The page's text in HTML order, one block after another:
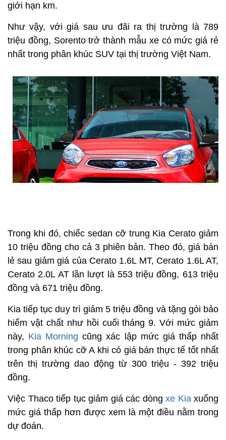
giới hạn km.
Như vậy, với giá sau ưu đãi ra thị trường là 789
triệu đồng, Sorento trở thành mẫu xe có mức giá rẻ
nhất trong phân khúc SUV tại thị trường Việt Nam.
Trong khi đó, chiếc sedan cỡ trung Kia Cerato giảm
10 triệu đồng cho cả 3 phiên bản. Theo đó, giá bán
lẻ sau giảm giá của Cerato 1.6L MT, Cerato 1.6L AT,
Cerato 2.0L AT lần lượt là 553 triệu đồng, 613 triệu
đồng và 671 triệu đồng.
Kia tiếp tục duy trì giảm 5 triệu đồng và tặng gói bảo
hiểm vật chất như hồi cuối tháng 9. Với mức giảm
này, Kia Morningcũng xác lập mức giá thấp nhất
trong phân khúc cỡ A khi có giá bán thực tế tốt nhất
trên thị trường dao động từ 300 triệu - 392 triệu
đồng.
Việc Thaco tiếp tục giảm giá các dòng xe Kiaxuống
mức giá thấp hơn được xem là một điều nằm trong
dự đoán.